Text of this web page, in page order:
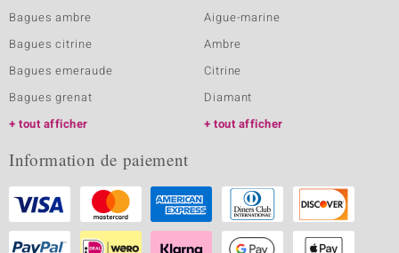
Bagues ambre
Bagues citrine
Bagues emeraude
Bagues grenat
tout afficher
Aigue-marine
Ambre
Citrine
Diamant
tout afficher
Information de paiement